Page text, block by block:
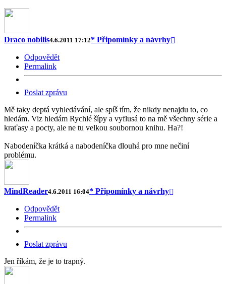
Draco nobilis4.6.2011 17:12* Připomínky a návrhy
Odpovědět
Permalink
Poslat zprávu
Mě taky deptá vyhledávání, ale spíš tím, že nikdy nenajdu to, co
hledám. Viz hledám Rychlé šípy a vyflusá to na mě všechny série a
kraťasy a pocty, ale ne tu velkou soubornou knihu. Ha?!
Nabodeníčka krátká a nabodeníčka dlouhá pro mne nečiní
problému.
MindReader4.6.2011 16:04* Připomínky a návrhy
Odpovědět
Permalink
Poslat zprávu
Jen říkám, že je to trapný.